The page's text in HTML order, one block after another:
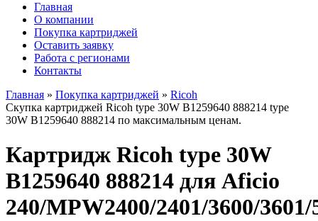
Главная
О компании
Покупка картриджей
Оставить заявку
Работа с регионами
Контакты
Главная » Покупка картриджей » Ricoh
Скупка картриджей Ricoh type 30W B1259640 888214 type
30W B1259640 888214 по максимальным ценам.
Картридж Ricoh type 30W
B1259640 888214 для Aficio
240/MPW2400/2401/3600/